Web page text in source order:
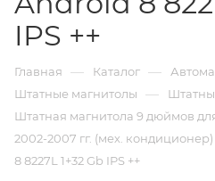
IPS ++
Главная — Каталог —
Штатные магнитолы —
Штатная магнитола 9 дюймов
2002-2007 гг. (мех.
8 8227L 1+32 Gb IPS ++